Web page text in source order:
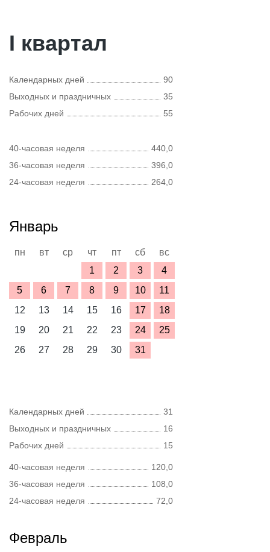
I квартал
Календарных дней
90
Выходных и праздничных
35
Рабочих дней
55
40-часовая неделя
440,0
36-часовая неделя
396,0
24-часовая неделя
264,0
Январь
пн вт ср чт пт сб
вс
1
2 3
4
5
6 7 8 9 10
11
12
13 14 15 16 17
18
19
20 21 22 23 24
25
26
27 28 29 30 31
Календарных дней
31
Выходных и праздничных
16
Рабочих дней
15
40-часовая неделя
120,0
36-часовая неделя
108,0
24-часовая неделя
72,0
Февраль